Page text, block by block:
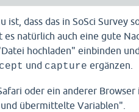
ist, dass das in SoSci Survey
natürlich auch eine gute
hochladen" einbinden
und capture ergänzen.
oder ein anderer
übermittelte Variablen".